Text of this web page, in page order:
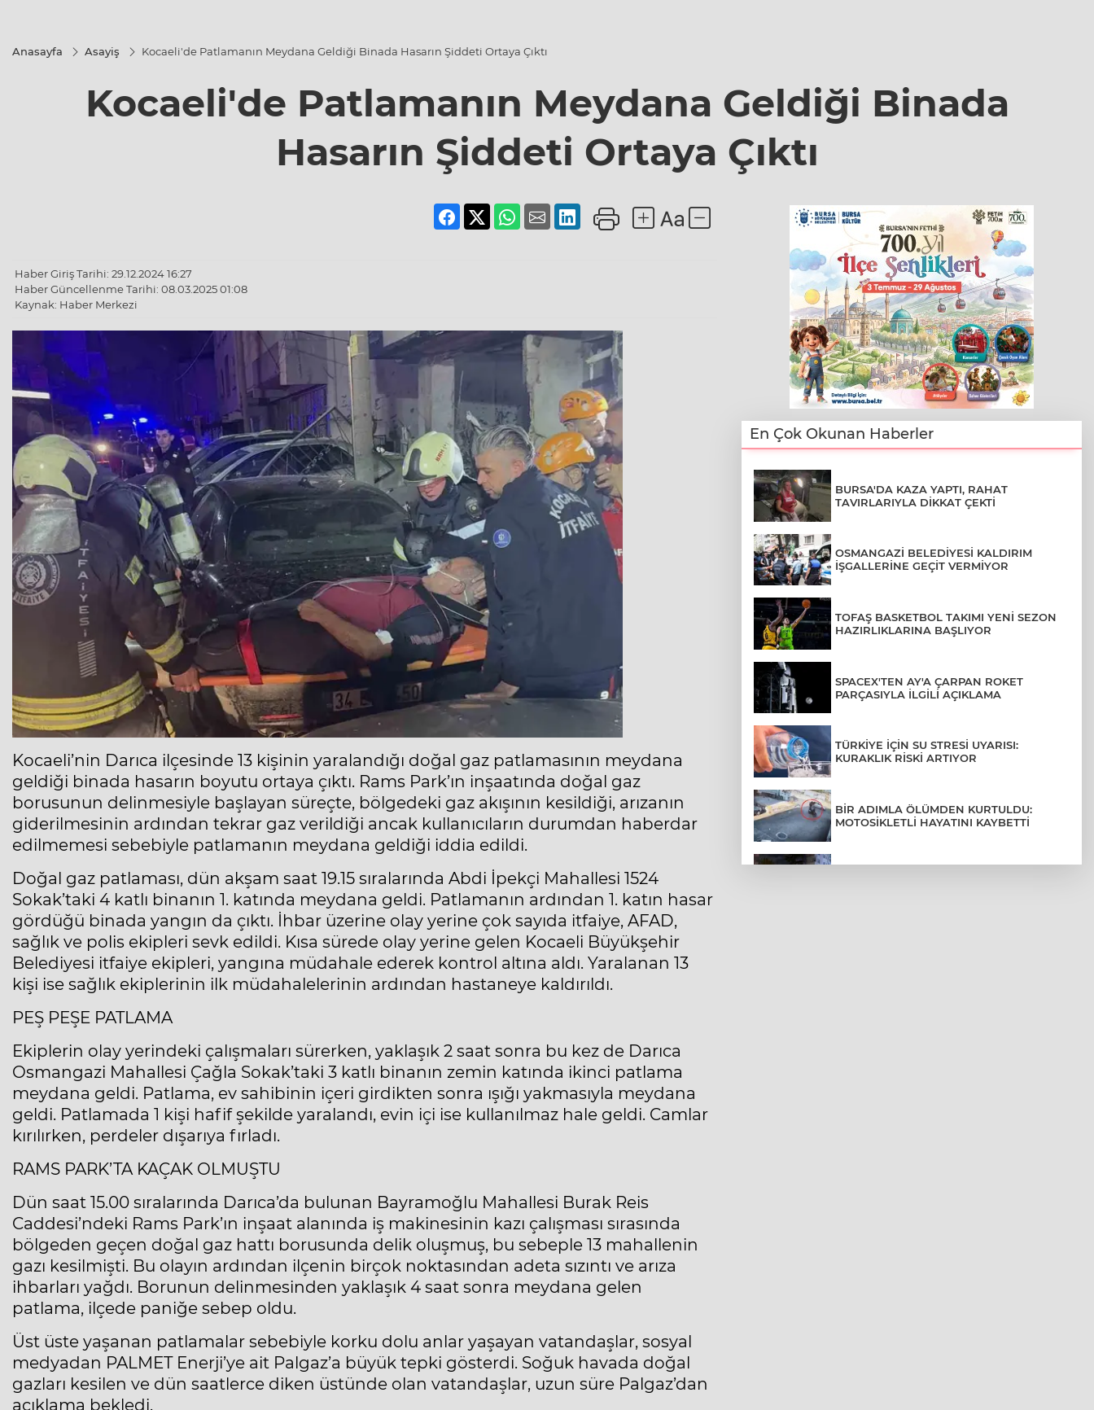
Anasayfa Asayiş Kocaeli'de Patlamanın Meydana Geldiği Binada Hasarın Şiddeti Ortaya Çıktı
Kocaeli'de Patlamanın Meydana Geldiği Binada
Hasarın Şiddeti Ortaya Çıktı
Haber Giriş Tarihi: 29.12.2024 16:27
Haber Güncellenme Tarihi: 08.03.2025 01:08
Kaynak: Haber Merkezi
Kocaeli’nin Darıca ilçesinde 13 kişinin yaralandığı doğal gaz patlamasının meydana
geldiği binada hasarın boyutu ortaya çıktı. Rams Park’ın inşaatında doğal gaz
borusunun delinmesiyle başlayan süreçte, bölgedeki gaz akışının kesildiği, arızanın
giderilmesinin ardından tekrar gaz verildiği ancak kullanıcıların durumdan haberdar
edilmemesi sebebiyle patlamanın meydana geldiği iddia edildi.
Doğal gaz patlaması, dün akşam saat 19.15 sıralarında Abdi İpekçi Mahallesi 1524
Sokak’taki 4 katlı binanın 1. katında meydana geldi. Patlamanın ardından 1. katın hasar
gördüğü binada yangın da çıktı. İhbar üzerine olay yerine çok sayıda itfaiye, AFAD,
sağlık ve polis ekipleri sevk edildi. Kısa sürede olay yerine gelen Kocaeli Büyükşehir
Belediyesi itfaiye ekipleri, yangına müdahale ederek kontrol altına aldı. Yaralanan 13
kişi ise sağlık ekiplerinin ilk müdahalelerinin ardından hastaneye kaldırıldı.
PEŞ PEŞE PATLAMA
Ekiplerin olay yerindeki çalışmaları sürerken, yaklaşık 2 saat sonra bu kez de Darıca
Osmangazi Mahallesi Çağla Sokak’taki 3 katlı binanın zemin katında ikinci patlama
meydana geldi. Patlama, ev sahibinin içeri girdikten sonra ışığı yakmasıyla meydana
geldi. Patlamada 1 kişi hafif şekilde yaralandı, evin içi ise kullanılmaz hale geldi. Camlar
kırılırken, perdeler dışarıya fırladı.
RAMS PARK’TA KAÇAK OLMUŞTU
Dün saat 15.00 sıralarında Darıca’da bulunan Bayramoğlu Mahallesi Burak Reis
Caddesi’ndeki Rams Park’ın inşaat alanında iş makinesinin kazı çalışması sırasında
bölgeden geçen doğal gaz hattı borusunda delik oluşmuş, bu sebeple 13 mahallenin
gazı kesilmişti. Bu olayın ardından ilçenin birçok noktasından adeta sızıntı ve arıza
ihbarları yağdı. Borunun delinmesinden yaklaşık 4 saat sonra meydana gelen
patlama, ilçede paniğe sebep oldu.
Üst üste yaşanan patlamalar sebebiyle korku dolu anlar yaşayan vatandaşlar, sosyal
medyadan PALMET Enerji’ye ait Palgaz’a büyük tepki gösterdi. Soğuk havada doğal
gazları kesilen ve dün saatlerce diken üstünde olan vatandaşlar, uzun süre Palgaz’dan
açıklama bekledi.
En Çok Okunan Haberler
BURSA'DA KAZA YAPTI, RAHAT
TAVIRLARIYLA DİKKAT ÇEKTİ
OSMANGAZİ BELEDİYESİ KALDIRIM
İŞGALLERİNE GEÇİT VERMİYOR
TOFAŞ BASKETBOL TAKIMI YENİ SEZON
HAZIRLIKLARINA BAŞLIYOR
SPACEX'TEN AY'A ÇARPAN ROKET
PARÇASIYLA İLGİLİ AÇIKLAMA
TÜRKİYE İÇİN SU STRESİ UYARISI:
KURAKLIK RİSKİ ARTIYOR
BİR ADIMLA ÖLÜMDEN KURTULDU:
MOTOSİKLETLİ HAYATINI KAYBETTİ